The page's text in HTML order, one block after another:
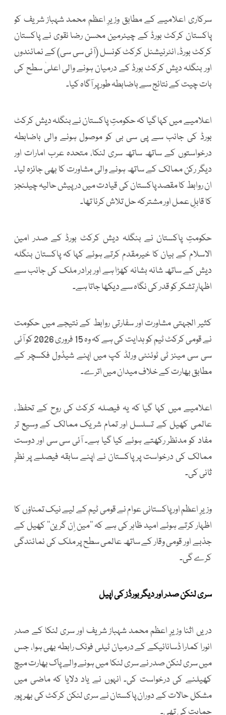
سرکاری اعلامیے کے مطابق وزیرِ اعظم محمد شہباز شریف کو
پاکستان کرکٹ بورڈ کے چیئرمین محسن رضا نقوی نے پاکستان
کرکٹ بورڈ، انٹرنیشنل کرکٹ کونسل (آئی سی سی) کے نمائندوں
اور بنگلہ دیش کرکٹ بورڈ کے درمیان ہونے والی اعلیٰ سطح کی
بات چیت کے نتائج سے باضابطہ طور پر آگاہ کیا۔
اعلامیے میں کہا گیا کہ حکومتِ پاکستان نے بنگلہ دیش کرکٹ
بورڈ کی جانب سے پی سی بی کو موصول ہونے والی باضابطہ
درخواستوں کے ساتھ ساتھ سری لنکا، متحدہ عرب امارات اور
دیگر رکن ممالک کے ساتھ ہونے والی مشاورت کا بھی جائزہ لیا۔
ان روابط کا مقصد پاکستان کی قیادت میں درپیش حالیہ چیلنجز
کا قابلِ عمل اور مشترکہ حل تلاش کرنا تھا۔
حکومتِ پاکستان نے بنگلہ دیش کرکٹ بورڈ کے صدر امین
الاسلام کے بیان کا خیرمقدم کرتے ہوئے کہا کہ پاکستان بنگلہ
دیش کے ساتھ شانہ بشانہ کھڑا ہے اور برادر ملک کی جانب سے
اظہارِ تشکر کو قدر کی نگاہ سے دیکھا جاتا ہے۔
کثیر الجہتی مشاورت اور سفارتی روابط کے نتیجے میں حکومت
نے قومی کرکٹ ٹیم کو ہدایت کی ہے کہ وہ 15 فروری 2026 کو آئی
سی سی مینز ٹی ٹوئنٹی ورلڈ کپ میں اپنے شیڈول فکسچر کے
مطابق بھارت کے خلاف میدان میں اترے۔
اعلامیے میں کہا گیا کہ یہ فیصلہ کرکٹ کی روح کے تحفظ،
عالمی کھیل کے تسلسل اور تمام شریک ممالک کے وسیع تر
مفاد کو مدنظر رکھتے ہوئے کیا گیا ہے۔ آئی سی سی اور دوست
ممالک کی درخواست پر پاکستان نے اپنے سابقہ فیصلے پر نظرِ
ثانی کی۔
وزیرِ اعظم اور پاکستانی عوام نے قومی ٹیم کے لیے نیک تمناؤں کا
اظہار کرتے ہوئے امید ظاہر کی ہے کہ ’’مین اِن گرین‘‘ کھیل کے
جذبے اور قومی وقار کے ساتھ عالمی سطح پر ملک کی نمائندگی
کرے گی۔
سری لنکن صدر اور دیگر بورڈز کی اپیل
دریں اثنا وزیرِ اعظم محمد شہباز شریف اور سری لنکا کے صدر
انورا کمارا ڈسانائیکے کے درمیان ٹیلی فونک رابطہ بھی ہوا، جس
میں سری لنکن صدر نے سری لنکا میں ہونے والے پاک بھارت میچ
کھیلنے کی درخواست کی۔ انہوں نے یاد دلایا کہ ماضی میں
مشکل حالات کے دوران پاکستان نے سری لنکن کرکٹ کی بھرپور